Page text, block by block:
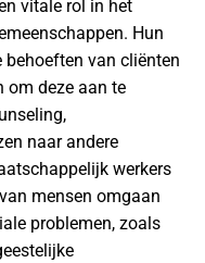
vitale rol in het
Hun
van cliënten
om deze aan te
naar andere
werkers
mensen omgaan
problemen, zoals